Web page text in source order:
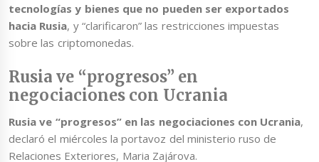
tecnologías y bienes que no pueden ser exportados
hacia Rusia, y “clarificaron” las restricciones impuestas
sobre las criptomonedas.
Rusia ve “progresos” en
negociaciones con Ucrania
Rusia ve “progresos” en las negociaciones con Ucrania,
declaró el miércoles la portavoz del ministerio ruso de
Relaciones Exteriores, Maria Zajárova.